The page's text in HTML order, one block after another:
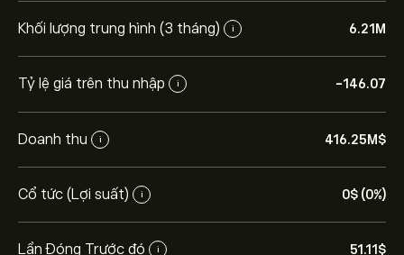
Khối lượng trung hình (3 tháng) i 6.21M
Tỷ lệ giá trên thu nhập i -146.07
Doanh thu i 416.25M‎$‎
Cổ tức (Lợi suất) i 0‎$‎ (0%)
Lần Đóng Trước đó i 51.11‎$‎
Giá MP hôm nay là 51.11‎$‎.
gia và giá mục tiêu.